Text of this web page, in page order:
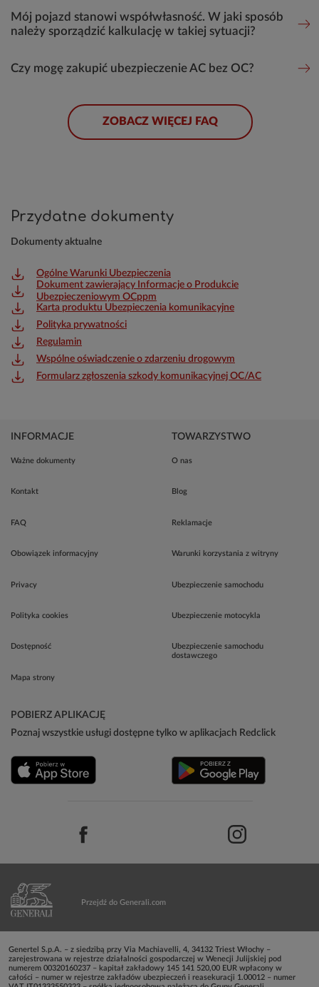
Mój pojazd stanowi współwłasność. W jaki sposób
należy sporządzić kalkulację w takiej sytuacji?
Czy mogę zakupić ubezpieczenie AC bez OC?
ZOBACZ WIĘCEJ FAQ
Przydatne dokumenty
Dokumenty aktualne
Ogólne Warunki Ubezpieczenia
Dokument zawierający Informacje o Produkcie
Ubezpieczeniowym OCppm
Karta produktu Ubezpieczenia komunikacyjne
Polityka prywatności
Regulamin
Wspólne oświadczenie o zdarzeniu drogowym
Formularz zgłoszenia szkody komunikacyjnej OC/AC
INFORMACJE
Ważne dokumenty
Kontakt
FAQ
Obowiązek informacyjny
Privacy
Polityka cookies
Dostępność
Mapa strony
TOWARZYSTWO
O nas
Blog
Reklamacje
Warunki korzystania z witryny
Ubezpieczenie samochodu
Ubezpieczenie motocykla
Ubezpieczenie samochodu
dostawczego
POBIERZ APLIKACJĘ
Poznaj wszystkie usługi dostępne tylko w aplikacjach Redclick
Przejdź do Generali.com
Genertel S.p.A. – z siedzibą przy Via Machiavelli, 4, 34132 Triest Włochy –
zarejestrowana w rejestrze działalności gospodarczej w Wenecji Julijskiej pod
numerem 00320160237 – kapitał zakładowy 145 141 520,00 EUR wpłacony w
całości – numer w rejestrze zakładów ubezpieczeń i reasekuracji 1.00012 – numer